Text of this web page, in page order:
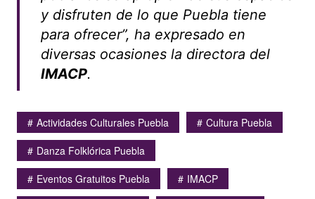
y disfruten de lo que Puebla tiene
para ofrecer”, ha expresado en
diversas ocasiones la directora del
IMACP.
Actividades Culturales Puebla
Cultura Puebla
Danza Folklórica Puebla
Eventos Gratuitos Puebla
IMACP